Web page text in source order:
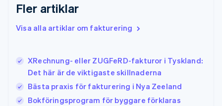
Fler artiklar
Visa alla artiklar om fakturering
XRechnung- eller ZUGFeRD-fakturor i Tyskland:
Det här är de viktigaste skillnaderna
Bästa praxis för fakturering i Nya Zeeland
Bokföringsprogram för byggare förklaras
English
ItalianoEnglish
Kanada
Français
Kroatien
English Italiano
Lettland